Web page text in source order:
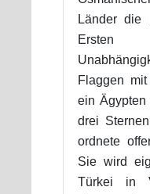
Länder die
Ersten
Flaggen
ein
drei
ordnete
Sie wird
Türkei in